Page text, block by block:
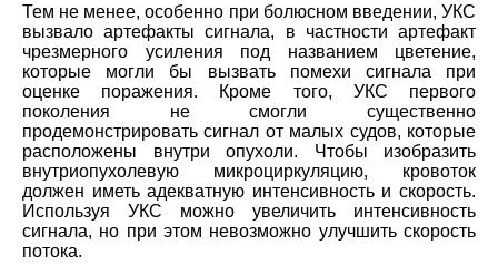
Тем не менее, особенно при болюсном введении, УКС
вызвало артефакты сигнала, в частности артефакт
чрезмерного усиления под названием цветение,
которые могли бы вызвать помехи сигнала при
оценке поражения. Кроме того, УКС первого
поколения не смогли существенно
продемонстрировать сигнал от малых судов, которые
расположены внутри опухоли. Чтобы изобразить
внутриопухолевую микроциркуляцию, кровоток
должен иметь адекватную интенсивность и скорость.
Используя УКС можно увеличить интенсивность
сигнала, но при этом невозможно улучшить скорость
потока.